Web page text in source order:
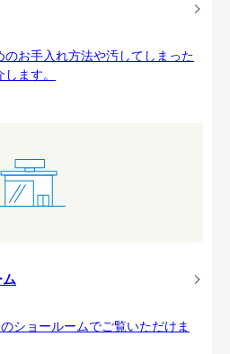
お手入れ方法や汚してしまった
ます。
ショールームでご覧いただけま